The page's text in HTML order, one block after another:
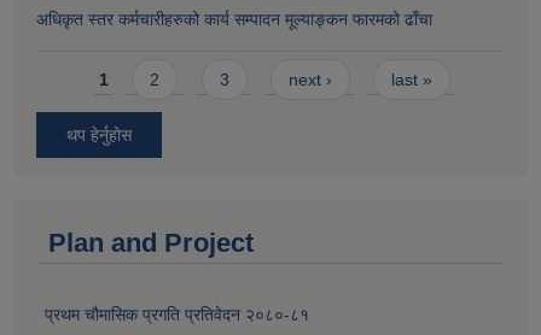
अधिकृत स्तर कर्मचारीहरुको कार्य सम्पादन मूल्याङ्कन फारमको ढाँचा
Pages
1 2 3 next › last »
थप हेर्नुहोस
Plan and Project
प्रथम चौमासिक प्रगति प्रतिवेदन २०८०-८१